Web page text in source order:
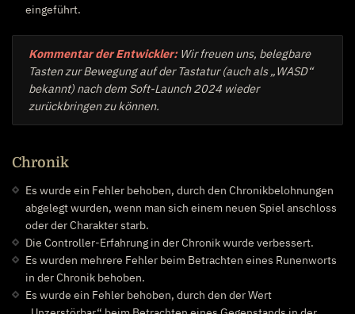
eingeführt.
Kommentar der Entwickler: Wir freuen uns, belegbare
Tasten zur Bewegung auf der Tastatur (auch als „WASD“
bekannt) nach dem Soft-Launch 2024 wieder
zurückbringen zu können.
Chronik
Es wurde ein Fehler behoben, durch den Chronikbelohnungen
abgelegt wurden, wenn man sich einem neuen Spiel anschloss
oder der Charakter starb.
Die Controller-Erfahrung in der Chronik wurde verbessert.
Es wurden mehrere Fehler beim Betrachten eines Runenworts
in der Chronik behoben.
Es wurde ein Fehler behoben, durch den der Wert